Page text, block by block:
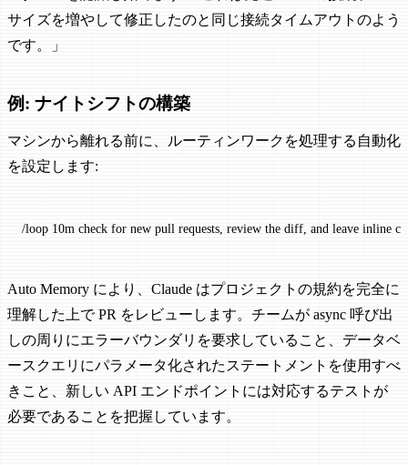
サイズを増やして修正したのと同じ接続タイムアウトのよう
です。」
例: ナイトシフトの構築
マシンから離れる前に、ルーティンワークを処理する自動化
を設定します:
/loop 10m check for new pull requests, review the diff, and leave inline
Auto Memory により、Claude はプロジェクトの規約を完全に
理解した上で PR をレビューします。チームが async 呼び出
しの周りにエラーバウンダリを要求していること、データベ
ースクエリにパラメータ化されたステートメントを使用すべ
きこと、新しい API エンドポイントには対応するテストが
必要であることを把握しています。